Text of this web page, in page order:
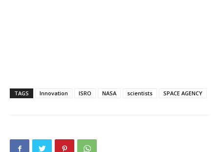
TAGS Innovation ISRO NASA scientists SPACE AGENCY